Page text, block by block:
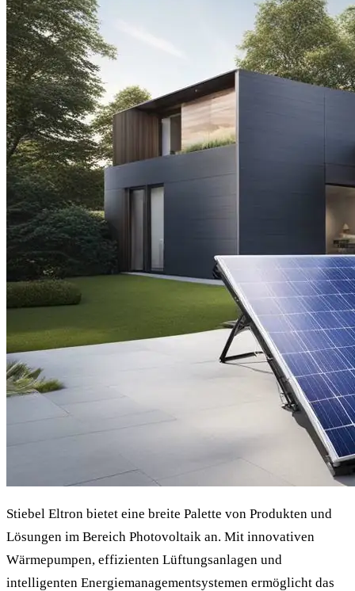
Stiebel Eltron bietet eine breite Palette von Produkten und
Lösungen im Bereich Photovoltaik an. Mit innovativen
Wärmepumpen, effizienten Lüftungsanlagen und
intelligenten Energiemanagementsystemen ermöglicht das